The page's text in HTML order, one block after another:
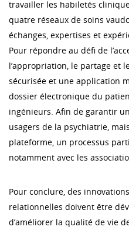
travailler les habiletés
quatre réseaux de soins
échanges, expertises et
Pour répondre au défi de
l’appropriation, le partage et
sécurisée et une application
dossier électronique du
ingénieurs. Afin de garantir
usagers de la psychiatrie,
plateforme, un processus
notamment avec les
Pour conclure, des
relationnelles doivent être
d’améliorer la qualité de vie